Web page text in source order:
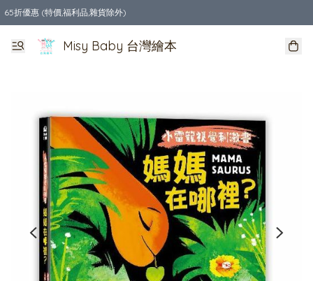
65折優惠 (特價,福利品,雜貨除外)
全店購物滿$550，免運費
Misy Baby 台灣繪本